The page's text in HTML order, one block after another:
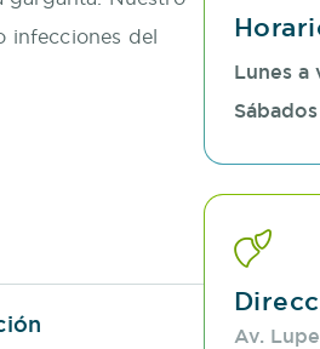
infecciones del
objetivo es
de
acertado hasta
en la calidad
Lunes a
Sábados
Av.